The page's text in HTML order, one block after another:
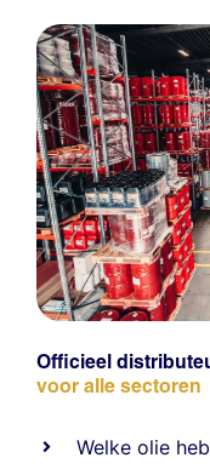
Officieel
voor alle sectoren
Welke olie